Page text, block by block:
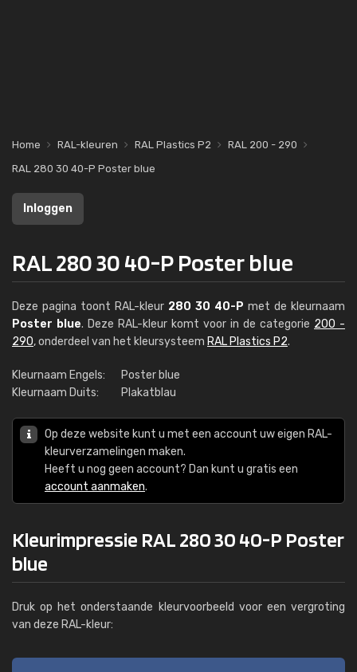
Home RAL-kleuren RAL Plastics P2
RAL 200 - 290
RAL 280 30 40-P Poster blue
Inloggen
RAL 280 30 40-P Poster blue
Deze pagina toont RAL-kleur 280 30 40-P met de kleurnaam
Poster blue. Deze RAL-kleur komt voor in de categorie 200 -
290, onderdeel van het kleursysteem RAL Plastics P2.
Kleurnaam Engels:
Poster blue
Kleurnaam Duits:
Plakatblau
Op deze website kunt u met een account uw eigen RAL-
kleurverzamelingen maken.
Heeft u nog geen account? Dan kunt u gratis een
account aanmaken.
Kleurimpressie RAL 280 30 40-P Poster
blue
Druk op het onderstaande kleurvoorbeeld voor een vergroting
van deze RAL-kleur: